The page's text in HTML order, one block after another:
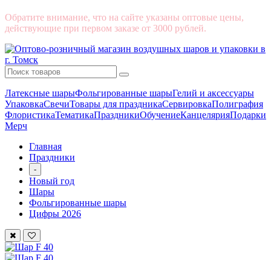
Обратите внимание, что на сайте указаны оптовые цены,
действующие при первом заказе от 3000 рублей.
Латексные шарыФольгированные шарыГелий и аксессуары
УпаковкаСвечиТовары для праздникаСервировкаПолиграфия
ФлористикаТематикаПраздникиОбучениеКанцелярияПодарки
Мерч
Главная
Праздники
-
Новый год
Шары
Фольгированные шары
Цифры 2026